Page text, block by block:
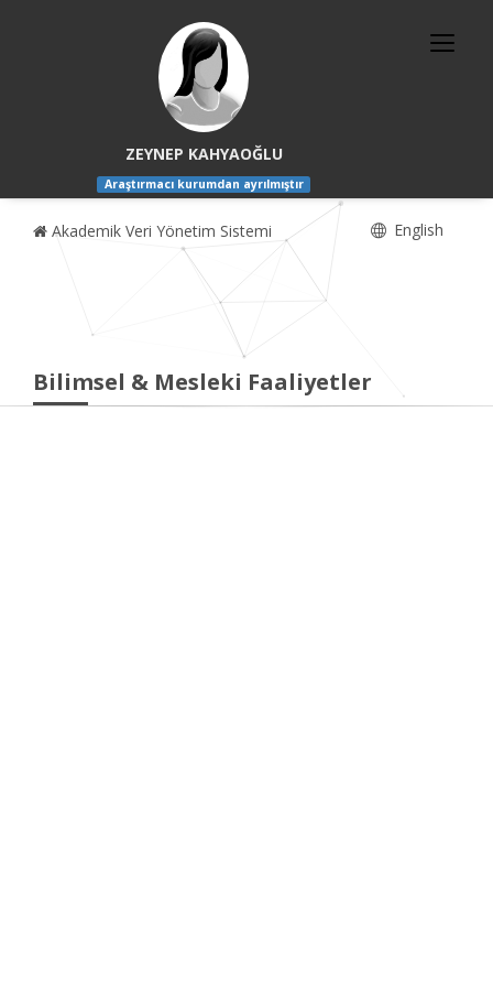
ZEYNEP KAHYAOĞLU
Araştırmacı kurumdan ayrılmıştır
Akademik Veri Yönetim Sistemi English
Bilimsel & Mesleki Faaliyetler